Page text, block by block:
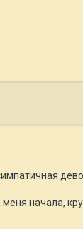
меня начала,